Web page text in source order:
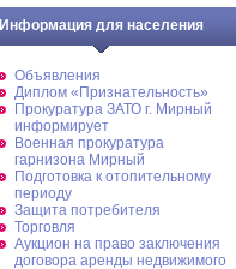
Информация для населения
Объявления
Диплом «Признательность»
Прокуратура ЗАТО г. Мирный
информирует
Военная прокуратура
гарнизона Мирный
Подготовка к отопительному
периоду
Защита потребителя
Торговля
Аукцион на право заключения
договора аренды недвижимого